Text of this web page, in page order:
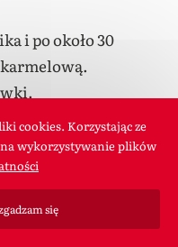
i po około 30
wodnej, dodając
pod bieżącą
na drobnych
wymieszaj.
cookies. Korzystając ze
wykorzystywanie plików
się